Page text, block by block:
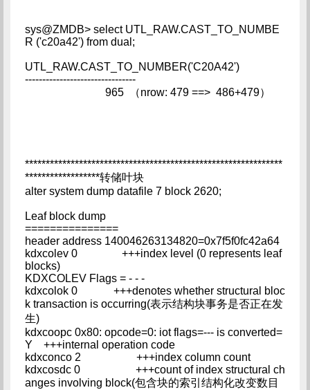
sys@ZMDB> select UTL_RAW.CAST_TO_NUMBE
R ('c20a42') from dual;
UTL_RAW.CAST_TO_NUMBER('C20A42')
--------------------------------
965 （nrow: 479 ==> 486+479）
**************************************************************
******************转储叶块
alter system dump datafile 7 block 2620;
Leaf block dump
===============
header address 140046263134820=0x7f5f0fc42a64
kdxcolev 0 +++index level (0 represents leaf
blocks)
KDXCOLEV Flags = - - -
kdxcolok 0 +++denotes whether structural bloc
k transaction is occurring(表示结构块事务是否正在发
生)
kdxcoopc 0x80: opcode=0: iot flags=--- is converted=
Y +++internal operation code
kdxconco 2 +++index column count
kdxcosdc 0 +++count of index structural ch
anges involving block(包含块的索引结构化改变数目